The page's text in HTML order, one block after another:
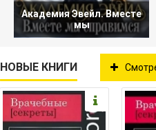
Академия Эвейл. Вместе
мы
НОВЫЕ КНИГИ